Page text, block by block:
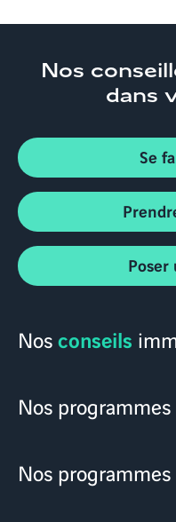
Nos
dans
Se
Nosconseils
Nos
Nos